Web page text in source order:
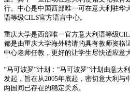
行。中心是中国西部唯一可在意大利驻华
语等级CILS官方语言中心。
重庆大学是西部唯一官方意大利语等级
都是由重庆大学海外聘请的具有教师资格
中心老师任教，更好的让学生尽快适应意
“马可波罗”计划：“马可波罗”计划由意大
发起，旨在从2005年底起，密切意大利与
两国间已存在的稳定关系。